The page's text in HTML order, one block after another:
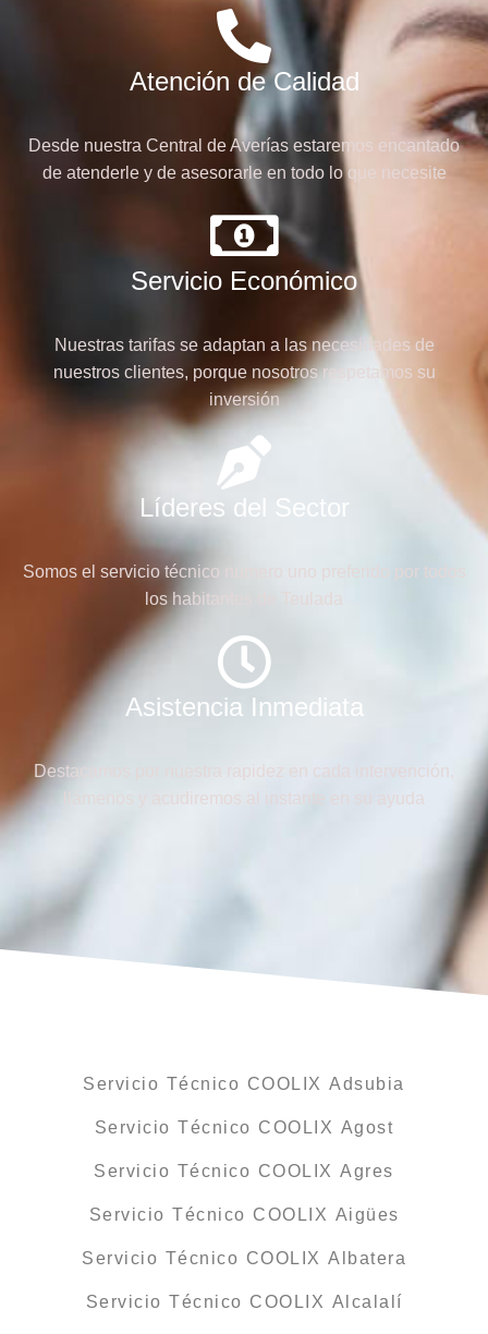
Atención de Calidad
Desde nuestra Central de Averías estaremos encantado
de atenderle y de asesorarle en todo lo que necesite
Servicio Económico
Nuestras tarifas se adaptan a las necesidades de
nuestros clientes, porque nosotros respetamos su
inversión
Líderes del Sector
Somos el servicio técnico número uno preferido por todos
los habitantes de Teulada
Asistencia Inmediata
Destacamos por nuestra rapidez en cada intervención,
llámenos y acudiremos al instante en su ayuda
Servicio Técnico COOLIX Adsubia
Servicio Técnico COOLIX Agost
Servicio Técnico COOLIX Agres
Servicio Técnico COOLIX Aigües
Servicio Técnico COOLIX Albatera
Servicio Técnico COOLIX Alcalalí